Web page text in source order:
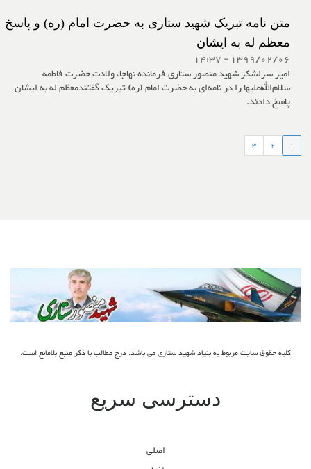
متن نامه تبریک شهید ستاری به حضرت امام (ره) و پاسخ
معظم له به ایشان
1399/02/06 - 14:37
امیر سرلشکر شهید منصور ستاری فرمانده نهاجا، ولادت حضرت فاطمه
سلام‌الله‌علیها را در نامه‌ای به حضرت امام (ره) تبریک گفتندمعظم له به ایشان
پاسخ دادند.
1
2
3
کلیه حقوق سایت مربوط به بنیاد شهید ستاری می باشد. درج مطالب با ذکر منبع بلامانع است.
دسترسی سریع
اصلی